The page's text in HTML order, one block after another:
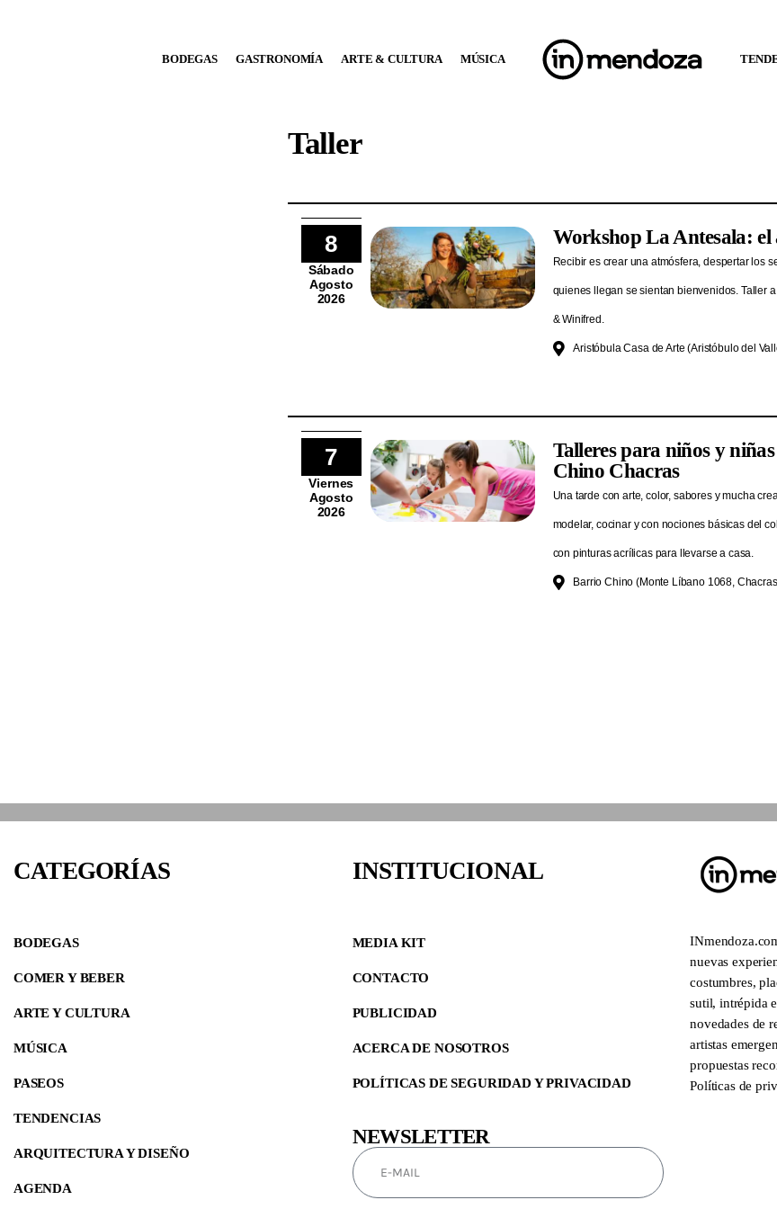
BODEGAS GASTRONOMÍA ARTE & CULTURA MÚSICA
Taller
8
Sábado
Agosto
2026
Workshop La Antesala: el
Recibir es crear una atmósfera, despertar los
quienes llegan se sientan bienvenidos. Taller
& Winifred.
Aristóbula Casa de Arte (Aristóbulo del
7
Viernes
Agosto
2026
Talleres para niños y
Chino Chacras
Una tarde con arte, color, sabores y mucha
modelar, cocinar y con nociones básicas del
con pinturas acrílicas para llevarse a casa.
Barrio Chino (Monte Líbano 1068,
CATEGORÍAS
BODEGAS
COMER Y BEBER
ARTE Y CULTURA
MÚSICA
PASEOS
TENDENCIAS
ARQUITECTURA Y DISEÑO
AGENDA
INSTITUCIONAL
MEDIA KIT
CONTACTO
PUBLICIDAD
ACERCA DE NOSOTROS
POLÍTICAS DE SEGURIDAD Y PRIVACIDAD
NEWSLETTER
nuevas
costumbres,
sutil, intrépida
novedades de
artistas
propuestas
Políticas de